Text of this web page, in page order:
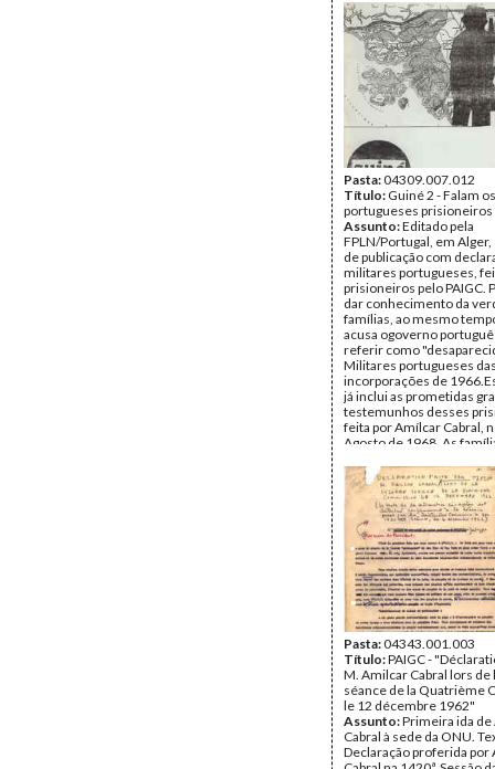
José Barreto Scchetti,
janeiro de 1967 e
Supremo Tribunal de
março de 1967,
Conselheiros Henrique
Fernando Bernardes de
Francisco Soares,
Jardim e José Cabral
Almeida.
Data: 1967
Fundo:Arquivo Mário
Andrade
Tipo Documental:
Página(s):34
Pasta:04309.007.012
Título: Guiné 2 - Falam os
portugueses prisioneiros
Assunto:Editado pela
FPLN/Portugal, em
de publicação com
militares portugueses,
prisioneiros pelo PAIGC.
dar conhecimento da
famílias, ao mesmo
acusa ogoverno
referir como
Militares portugueses
incorporações de
já inclui as prometidas
testemunhos desses
feita por Amílcar Cabral,
Agosto de 1968. As
em Alger, ou do PAIGC
Data:1968
Fundo:Arquivo Mário
Andrade
Tipo Documental:
Página(s):28
Pasta:04343.001.003
Título:PAIGC -
M. Amilcar Cabral lors
séance de la Quatrième
le 12 décembre 1962"
Assunto:Primeira ida
Cabral à sede da ONU.
Declaração proferida por